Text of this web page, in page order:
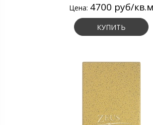
Цена: 4700 руб/кв.м
КУПИТЬ